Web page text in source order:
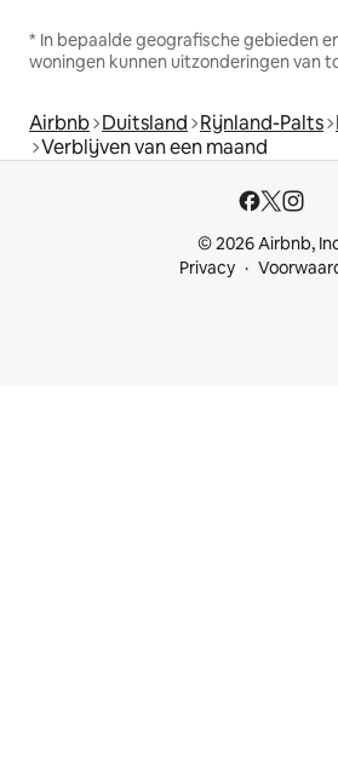
* In bepaalde geografische gebieden
woningen kunnen uitzonderingen van
Airbnb Duitsland Rijnland-Palts
Verblijven van een maand
© 2026 Airbnb,
Privacy